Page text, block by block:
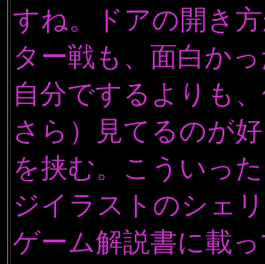
すね。ドアの開き
ター戦も、面白か
自分でするよりも
さら）見てるのが
を挟む。こういっ
ジイラストのシェ
ゲーム解説書に載